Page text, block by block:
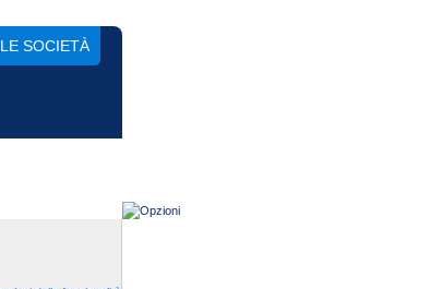
LE SOCIETÀ